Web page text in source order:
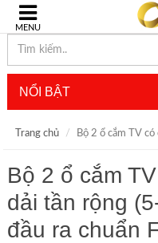
MENU
NỔI BẬT
Trang chủ Bộ 2 ổ cắm TV
Bộ 2 ổ cắm
dải tần rộng
đầu ra chuẩn